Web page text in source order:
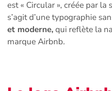
est « Circular », créée par la
s’agit d’une typographie
et moderne,qui reflète la
marque Airbnb.